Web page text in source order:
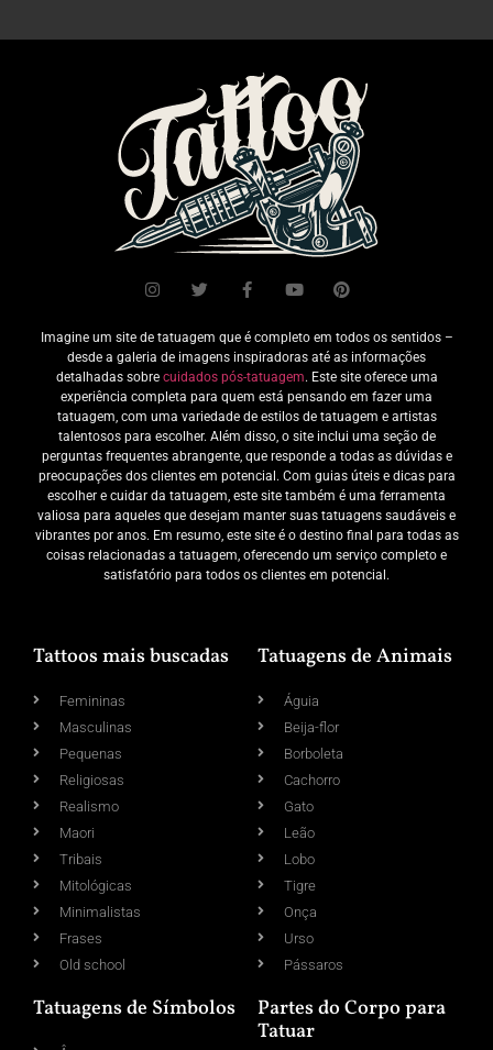
Imagine um site de tatuagem que é completo em todos os sentidos –
desde a galeria de imagens inspiradoras até as informações
detalhadas sobre cuidados pós-tatuagem. Este site oferece uma
experiência completa para quem está pensando em fazer uma
tatuagem, com uma variedade de estilos de tatuagem e artistas
talentosos para escolher. Além disso, o site inclui uma seção de
perguntas frequentes abrangente, que responde a todas as dúvidas e
preocupações dos clientes em potencial. Com guias úteis e dicas para
escolher e cuidar da tatuagem, este site também é uma ferramenta
valiosa para aqueles que desejam manter suas tatuagens saudáveis e
vibrantes por anos. Em resumo, este site é o destino final para todas as
coisas relacionadas a tatuagem, oferecendo um serviço completo e
satisfatório para todos os clientes em potencial.
Tattoos mais buscadas
Femininas
Masculinas
Pequenas
Religiosas
Realismo
Maori
Tribais
Mitológicas
Minimalistas
Frases
Old school
Tatuagens de Animais
Águia
Beija-flor
Borboleta
Cachorro
Gato
Leão
Lobo
Tigre
Onça
Urso
Pássaros
Tatuagens de Símbolos
Partes do Corpo para
Tatuar